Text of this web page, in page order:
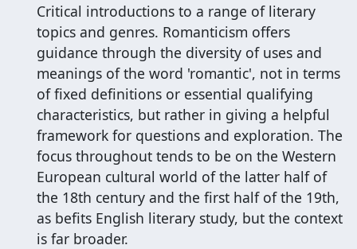
Critical introductions to a range of literary
topics and genres. Romanticism offers
guidance through the diversity of uses and
meanings of the word 'romantic', not in terms
of fixed definitions or essential qualifying
characteristics, but rather in giving a helpful
framework for questions and exploration. The
focus throughout tends to be on the Western
European cultural world of the latter half of
the 18th century and the first half of the 19th,
as befits English literary study, but the context
is far broader.